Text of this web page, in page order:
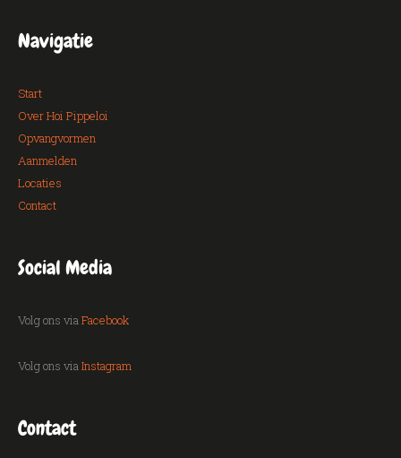
Navigatie
Start
Over Hoi Pippeloi
Opvangvormen
Aanmelden
Locaties
Contact
Social Media
Volg ons viaFacebook
Volg ons viaInstagram
Contact